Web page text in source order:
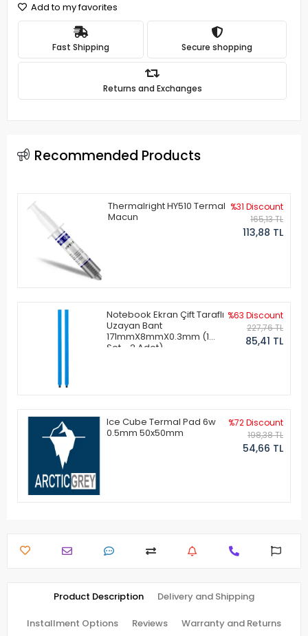
Add to my favorites
Fast Shipping Secure shopping
Returns and Exchanges
Recommended Products
Thermalright HY510 Termal
Macun
%31 Discount
165,13 TL
113,88 TL
Notebook Ekran Çift Taraflı
Uzayan Bant
171mmX8mmX0.3mm (1
Set - 2 Adet)
%63 Discount
227,76 TL
85,41 TL
Ice Cube Termal Pad 6w
0.5mm 50x50mm
%72 Discount
198,38 TL
54,66 TL
Product Description Delivery and Shipping
Installment Options Reviews Warranty and Returns